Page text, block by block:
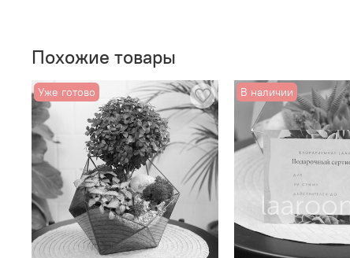
Похожие товары
Уже готово В наличии